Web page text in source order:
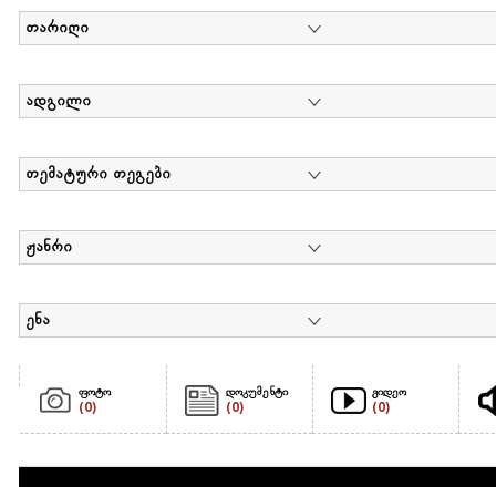
თარიღი
ადგილი
თემატური თეგები
ჟანრი
ენა
ფოტო
(0)
დოკუმენტი
(0)
ვიდეო
(0)